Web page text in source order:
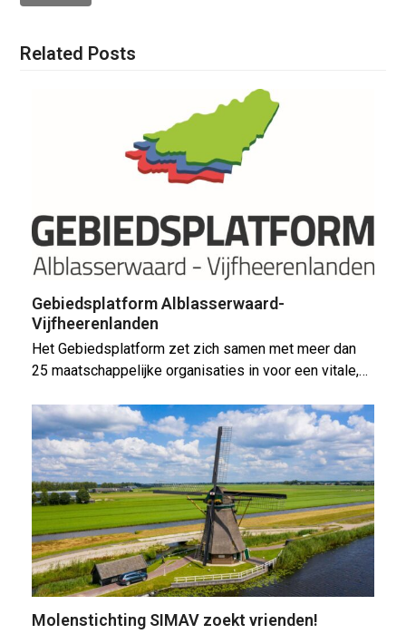
Related Posts
Gebiedsplatform Alblasserwaard-
Vijfheerenlanden
Het Gebiedsplatform zet zich samen met meer dan
25 maatschappelijke organisaties in voor een vitale,…
Molenstichting SIMAV zoekt vrienden!